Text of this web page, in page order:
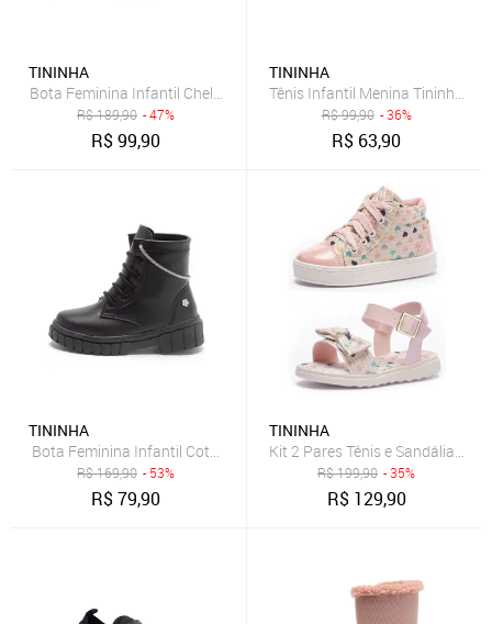
TININHA
Bota Feminina Infantil Chelsea Coturno Menina Tininha Preto
R$189,90 - 47%
R$99,90
TININHA
Tênis Infantil Menina Tininha
R$99,90 - 36%
R$ 63,90
TININHA
Bota Feminina Infantil Coturno Menina com Brilho Tininha Preto
R$169,90 - 53%
R$79,90
TININHA
Kit 2 Pares Tênis e Sandália
R$199,90 - 35%
R$ 129,90